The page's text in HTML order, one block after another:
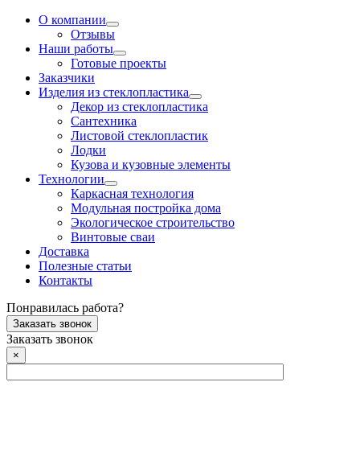
О компании
Отзывы
Наши работы
Готовые проекты
Заказчики
Изделия из стеклопластика
Декор из стеклопластика
Сантехника
Листовой стеклопластик
Лодки
Кузова и кузовные элементы
Технологии
Каркасная технология
Модульная постройка дома
Экологическое строительство
Винтовые сваи
Доставка
Полезные статьи
Контакты
Понравилась работа?
Заказать звонок
Заказать звонок
×